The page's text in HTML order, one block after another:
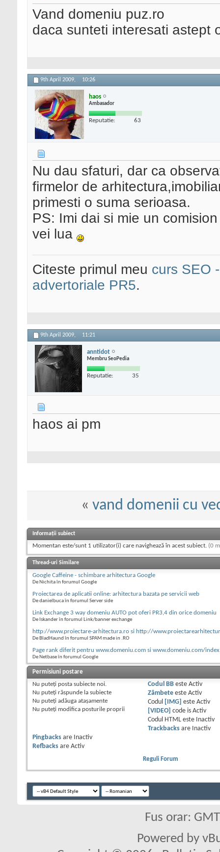
Vand domeniu puz.ro
daca sunteti interesati astept
9th April 2009, 10:26
haos
Ambasador
Reputatie: 63
Nu dau sfaturi, dar ca
firmelor de
primesti o suma serioasa.
PS: Imi dai si mie un
vei lua
Citeste primul meu curs SEO
advertoriale PR5.
9th April 2009, 11:21
anntidot
Membru SeoPedia
Reputatie: 35
haos ai pm
« vand domenii cu
Informații subiect
Momentan este/sunt 1 utilizator(i) care navighează în acest subiect. (0
Thread-uri Similare
Google Caffeine - schimbare arhitectura Google
De Nichita în forumul Google
Proiectarea de aplicatii online: arhitectura bazata pe servicii web
De danielbuca în forumul Server side
Link Exchange 3 way domeniu AUTO pot oferi PR3,4 din orice domeniu
De Iskander în forumul Link/banner exchange
http://www.proiectare-arhitectura.ro si http://
De BladHaund în forumul SPAM made in .RO
Page rank diferit pentru www.domeniu.com si www.domeniu.com/
De Netbase în forumul Google
Permisiuni postare
Nu puteţi posta subiecte noi.
Nu puteţi răspunde la subiecte
Nu puteţi adăuga ataşamente
Nu puteţi modifica posturile proprii
Codul BBeste Activ
Zâmbeteeste Activ
Codul
[IMG] este Activ
[VIDEO]
code is Activ
Codul HTML este
Inactiv
Trackbacksare
Inactiv
Pingbacks are
Inactiv
Refbacks are Activ
Reguli Forum
Fus orar:
Powered by